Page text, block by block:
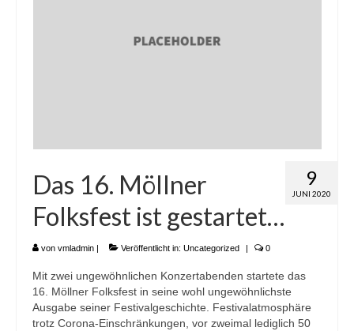
9
JUNI 2020
Das 16. Möllner
Folksfest ist gestartet…
von vmladmin | Veröffentlicht in: Uncategorized | 0
Mit zwei ungewöhnlichen Konzertabenden startete das
16. Möllner Folksfest in seine wohl ungewöhnlichste
Ausgabe seiner Festivalgeschichte. Festivalatmosphäre
trotz Corona-Einschränkungen, vor zweimal lediglich 50